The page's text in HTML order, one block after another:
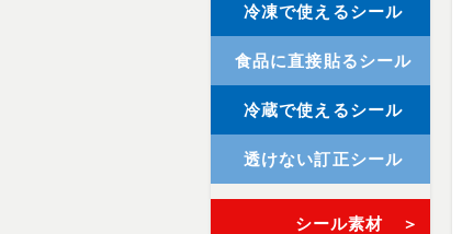
冷凍で使えるシール
食品に直接貼るシール
冷蔵で使えるシール
透けない訂正シール
シール素材 ＞